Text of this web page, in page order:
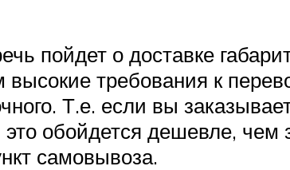
пойдет о доставке
требования к
Т.е. если вы
обойдется дешевле,
самовывоза.